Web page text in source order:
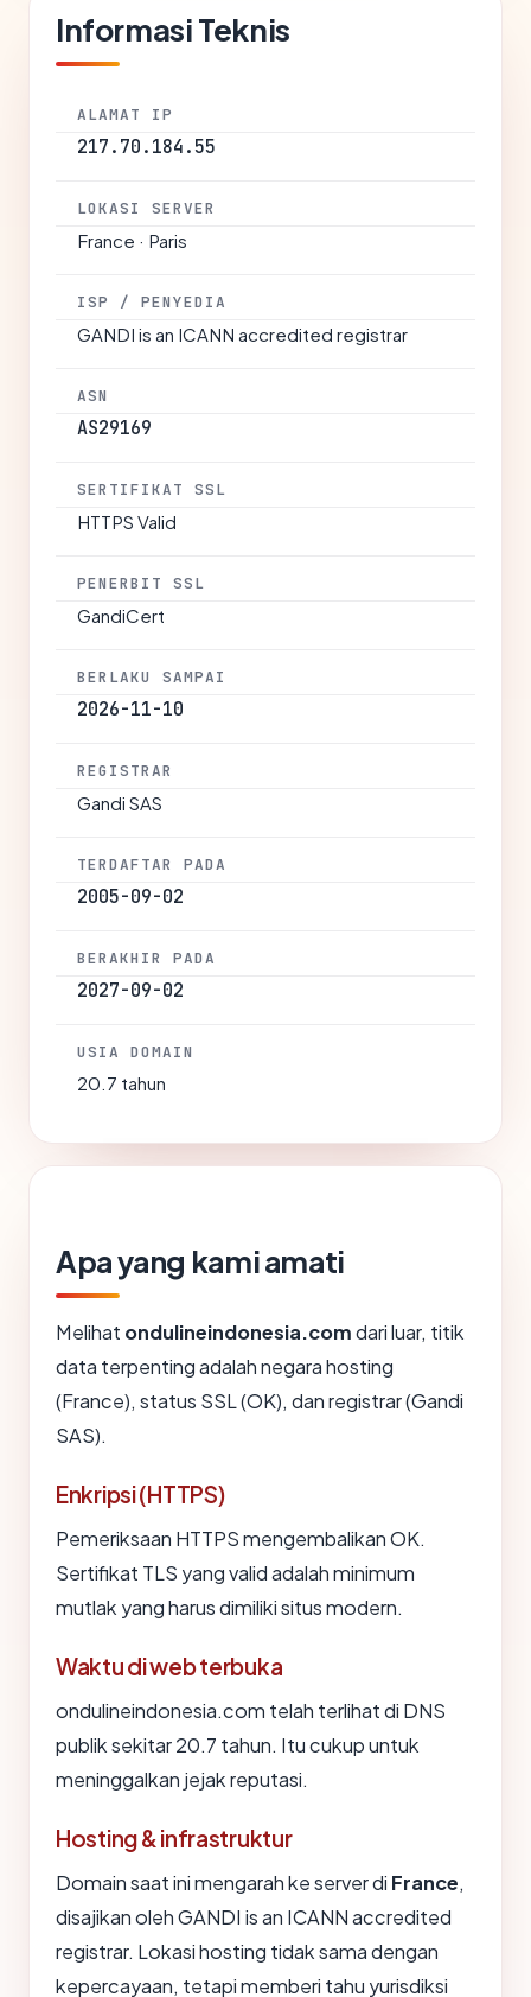
Informasi Teknis
ALAMAT IP
217.70.184.55
LOKASI SERVER
France · Paris
ISP / PENYEDIA
GANDI is an ICANN accredited registrar
ASN
AS29169
SERTIFIKAT SSL
HTTPS Valid
PENERBIT SSL
GandiCert
BERLAKU SAMPAI
2026-11-10
REGISTRAR
Gandi SAS
TERDAFTAR PADA
2005-09-02
BERAKHIR PADA
2027-09-02
USIA DOMAIN
20.7 tahun
Apa yang kami amati
Melihat ondulineindonesia.comdari luar, titik
data terpenting adalah negara hosting
(France), status SSL (OK), dan registrar (Gandi
SAS).
Enkripsi (HTTPS)
Pemeriksaan HTTPS mengembalikan OK.
Sertifikat TLS yang valid adalah minimum
mutlak yang harus dimiliki situs modern.
Waktu di web terbuka
ondulineindonesia.com telah terlihat di DNS
publik sekitar 20.7 tahun. Itu cukup untuk
meninggalkan jejak reputasi.
Hosting & infrastruktur
Domain saat ini mengarah ke server di France,
disajikan oleh GANDI is an ICANN accredited
registrar. Lokasi hosting tidak sama dengan
kepercayaan, tetapi memberi tahu yurisdiksi